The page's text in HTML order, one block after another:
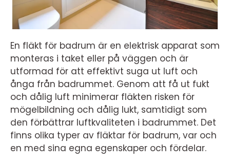
En fläkt för badrum är en elektrisk apparat som
monteras i taket eller på väggen och är
utformad för att effektivt suga ut luft och
ånga från badrummet. Genom att få ut fukt
och dålig luft minimerar fläkten risken för
mögelbildning och dålig lukt, samtidigt som
den förbättrar luftkvaliteten i badrummet. Det
finns olika typer av fläktar för badrum, var och
en med sina egna egenskaper och fördelar.